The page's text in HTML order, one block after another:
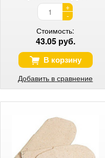
+
-
Стоимость:
43.05 руб.
В корзину
Добавить в сравнение